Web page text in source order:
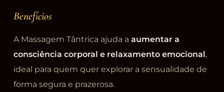
Benefícios
A Massagem Tântrica ajuda a aumentar a
consciência corporal e relaxamento emocional,
ideal para quem quer explorar a sensualidade de
forma segura e prazerosa.